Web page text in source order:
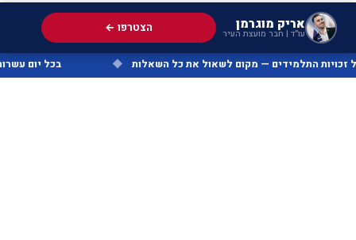
אריק מוגרמן
עו״ד | חבר מועצת העיר הצטרפו ←
בכל פורטל זכויות התלמידים — מקום לשאול את כל השאלות